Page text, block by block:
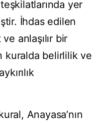
yer
İhdas edilen
anlaşılır bir
kuralda belirlilik ve
Anayasa’nın